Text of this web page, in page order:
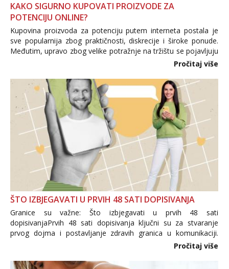
KAKO SIGURNO KUPOVATI PROIZVODE ZA
POTENCIJU ONLINE?
Kupovina proizvoda za potenciju putem interneta postala je
sve popularnija zbog praktičnosti, diskrecije i široke ponude.
Međutim, upravo zbog velike potražnje na tržištu se pojavljuju
i brojni krivotvoreni proizvodi, nepouzdane internetske
Pročitaj više
ŠTO IZBJEGAVATI U PRVIH 48 SATI DOPISIVANJA
Granice su važne: Što izbjegavati u prvih 48 sati
dopisivanjaPrvih 48 sati dopisivanja ključni su za stvaranje
prvog dojma i postavljanje zdravih granica u komunikaciji.
Važno je izbjeći prebrzo otkrivanje osobnih ili intimnih
informacija, jer nepoznata osoba još nije zaslužila to
povjerenje. Takođe...
Pročitaj više